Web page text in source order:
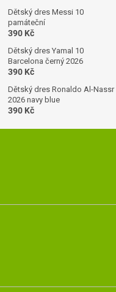
Dětský dres Messi 10
památeční
390 Kč
Dětský dres Yamal 10
Barcelona černý 2026
390 Kč
Dětský dres Ronaldo Al-Nassr
2026 navy blue
390 Kč